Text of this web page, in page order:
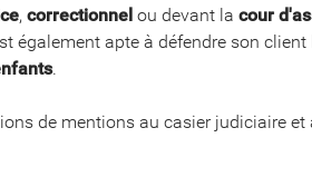
, correctionnel ou devant la cour
également apte à défendre son
.
de mentions au casier judiciaire et